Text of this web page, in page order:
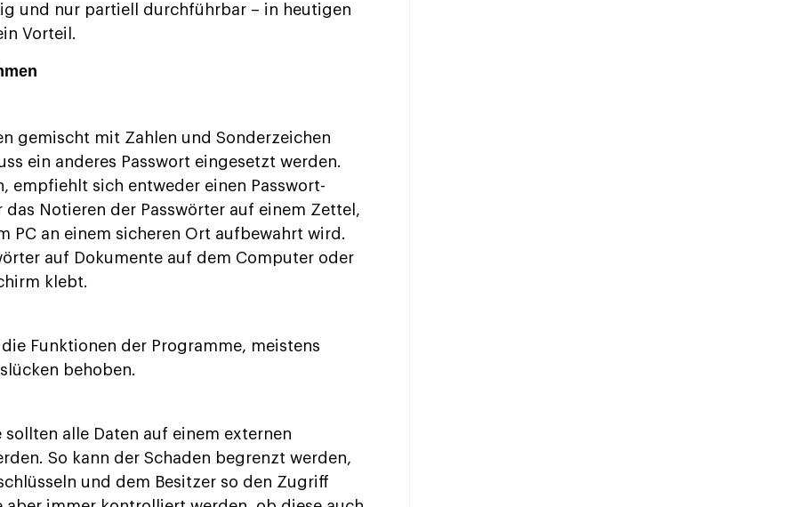
und nur partiell durchführbar – in heutigen
Vorteil.
gemischt mit Zahlen und Sonderzeichen
ein anderes Passwort eingesetzt werden.
empfiehlt sich entweder einen Passwort-
das Notieren der Passwörter auf einem Zettel,
PC an einem sicheren Ort aufbewahrt wird.
auf Dokumente auf dem Computer oder
klebt.
Funktionen der Programme, meistens
behoben.
alle Daten auf einem externen
So kann der Schaden begrenzt werden,
und dem Besitzer so den Zugriff